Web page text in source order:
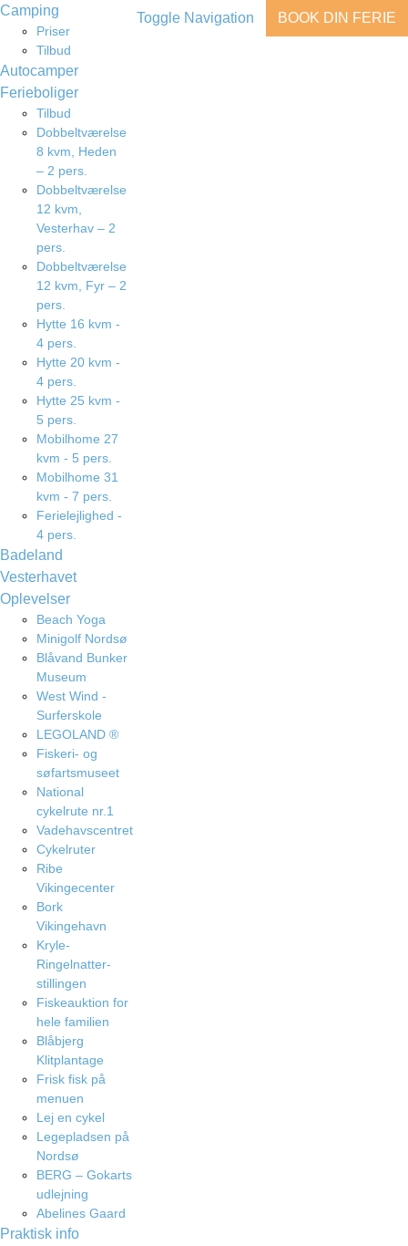
BOOK DIN FERIE
Toggle Navigation
Camping
Priser
Tilbud
Autocamper
Ferieboliger
Tilbud
Dobbeltværelse
8 kvm, Heden
– 2 pers.
Dobbeltværelse
12 kvm,
Vesterhav – 2
pers.
Dobbeltværelse
12 kvm, Fyr – 2
pers.
Hytte 16 kvm -
4 pers.
Hytte 20 kvm -
4 pers.
Hytte 25 kvm -
5 pers.
Mobilhome 27
kvm - 5 pers.
Mobilhome 31
kvm - 7 pers.
Ferielejlighed -
4 pers.
Badeland
Vesterhavet
Oplevelser
Beach Yoga
Minigolf Nordsø
Blåvand Bunker
Museum
West Wind -
Surferskole
LEGOLAND ®
Fiskeri- og
søfartsmuseet
National
cykelrute nr.1
Vadehavscentret
Cykelruter
Ribe
Vikingecenter
Bork
Vikingehavn
Kryle-
Ringelnatter-
stillingen
Fiskeauktion for
hele familien
Blåbjerg
Klitplantage
Frisk fisk på
menuen
Lej en cykel
Legepladsen på
Nordsø
BERG – Gokarts
udlejning
Abelines Gaard
Praktisk info